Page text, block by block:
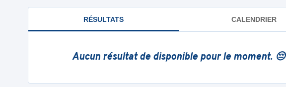
RÉSULTATS CALENDRIER
Aucun résultat de disponible pour le moment. 😔